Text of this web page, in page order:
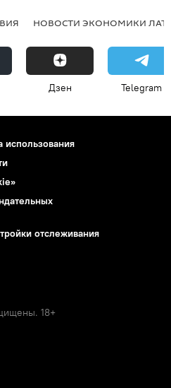
НОВОСТИ ЭКОНОМИКИ
Дзен Telegram
использования
отслеживания
18+